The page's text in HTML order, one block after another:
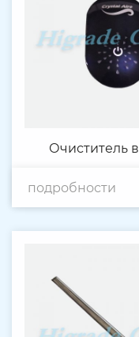
Очиститель
подробности